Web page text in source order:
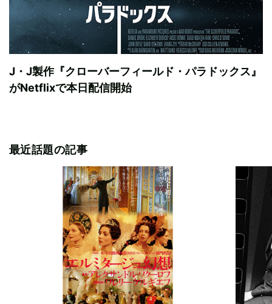
J・J製作『クローバーフィールド・パラドックス』
がNetflixで本日配信開始
最近話題の記事